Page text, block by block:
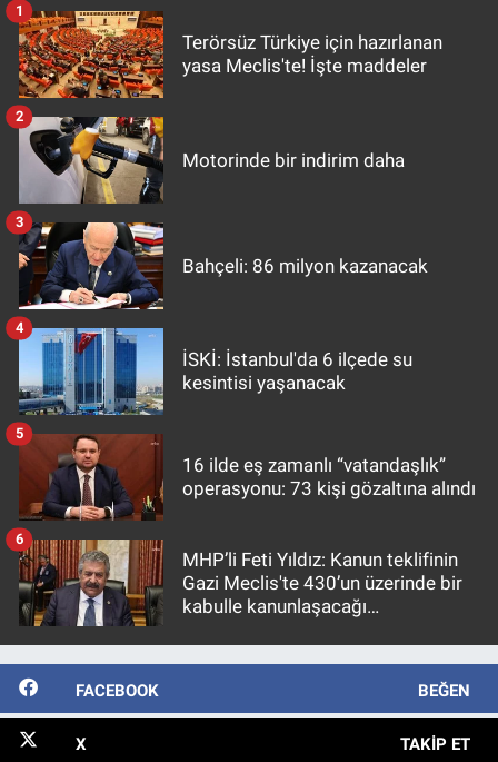
Terörsüz Türkiye için hazırlanan
yasa Meclis'te! İşte maddeler
1
Motorinde bir indirim daha
2
Bahçeli: 86 milyon kazanacak
3
İSKİ: İstanbul'da 6 ilçede su
kesintisi yaşanacak
4
16 ilde eş zamanlı “vatandaşlık”
operasyonu: 73 kişi gözaltına alındı
5
MHP’li Feti Yıldız: Kanun teklifinin
Gazi Meclis'te 430’un üzerinde bir
kabulle kanunlaşacağı
6
FACEBOOK BEĞEN
X TAKIP ET